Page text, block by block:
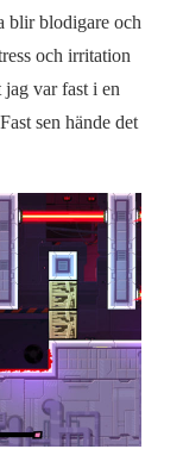
blir blodigare och
och irritation
jag var fast i en
sen hände det